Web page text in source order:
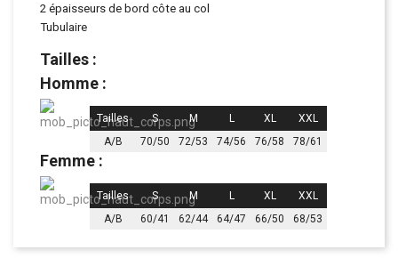
2 épaisseurs de bord côte au col
Tubulaire
Tailles :
Homme :
Tailles S M L XL
XXL
A/B
70/50 72/53 74/56 76/58 78/61
Femme :
Tailles S M L XL
XXL
A/B
60/41 62/44 64/47 66/50 68/53